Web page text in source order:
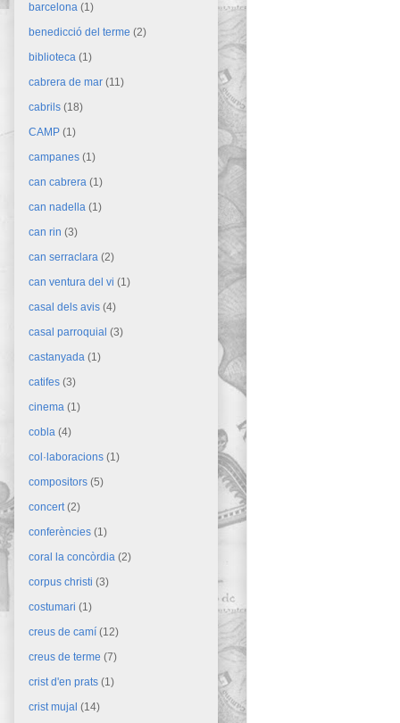
barcelona (1)
benedicció del terme (2)
biblioteca (1)
cabrera de mar (11)
cabrils (18)
CAMP (1)
campanes (1)
can cabrera (1)
can nadella (1)
can rin (3)
can serraclara (2)
can ventura del vi (1)
casal dels avis (4)
casal parroquial (3)
castanyada (1)
catifes (3)
cinema (1)
cobla (4)
col·laboracions (1)
compositors (5)
concert (2)
conferències (1)
coral la concòrdia (2)
corpus christi (3)
costumari (1)
creus de camí (12)
creus de terme (7)
crist d'en prats (1)
crist mujal (14)